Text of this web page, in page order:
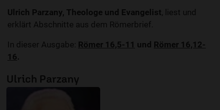
Ulrich Parzany, Theologe und Evangelist, liest und
erklärt Abschnitte aus dem Römerbrief.
In dieser Ausgabe: Römer 16,5-11 und Römer 16,12-
16.
Ulrich Parzany